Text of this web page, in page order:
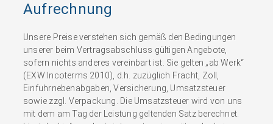
Aufrechnung
Unsere Preise verstehen sich gemäß den Bedingungen
unserer beim Vertragsabschluss gültigen Angebote,
sofern nichts anderes vereinbart ist. Sie gelten „ab Werk“
(EXW Incoterms 2010), d.h. zuzüglich Fracht, Zoll,
Einfuhrnebenabgaben, Versicherung, Umsatzsteuer
sowie zzgl. Verpackung. Die Umsatzsteuer wird von uns
mit dem am Tag der Leistung geltenden Satz berechnet.